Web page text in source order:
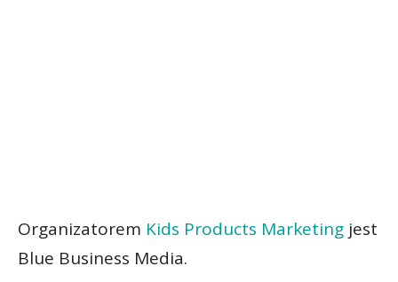
Organizatorem Kids Products Marketing jest
Blue Business Media.